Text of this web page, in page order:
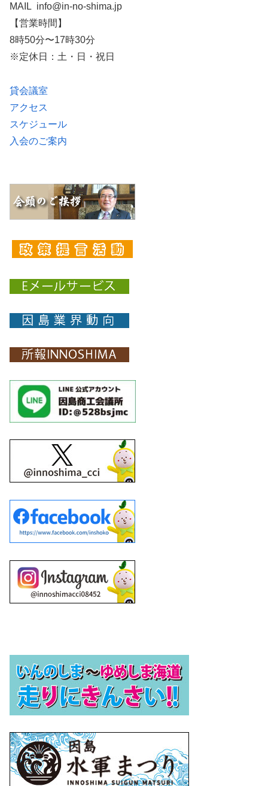
MAIL info@in-no-shima.jp
【営業時間】
8時50分〜17時30分
※定休日：土・日・祝日
貸会議室
アクセス
スケジュール
入会のご案内